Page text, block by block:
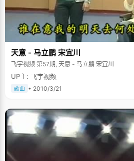
天意 - 马立鹏 宋宜川
飞宇视频 第57期, 天意 - 马立鹏 宋宜川
UP主: 飞宇视频
歌曲 • 2010/3/21